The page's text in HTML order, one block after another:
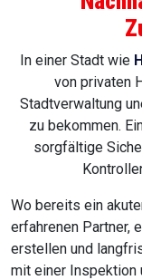
In einer Stadt wie
von privaten
Stadtverwaltung
zu bekommen.
sorgfältige
Wo bereits ein
erfahrenen Partner,
erstellen und
mit einer Inspektion